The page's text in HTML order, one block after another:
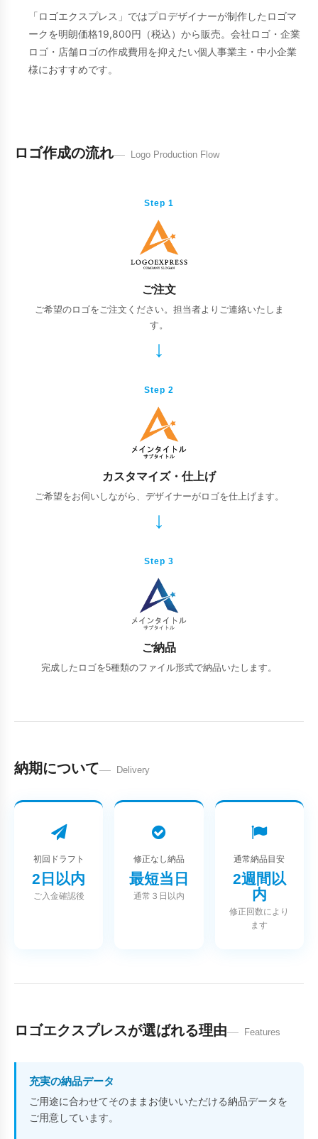
「ロゴエクスプレス」ではプロデザイナーが制作したロゴマ
ークを明朗価格19,800円（税込）から販売。会社ロゴ・企業
ロゴ・店舗ロゴの作成費用を抑えたい個人事業主・中小企業
様におすすめです。
ロゴ作成の流れ Logo Production Flow
Step 1
ご注文
ご希望のロゴをご注文ください。担当者よりご連絡いたしま
す。
Step 2
カスタマイズ・仕上げ
ご希望をお伺いしながら、デザイナーがロゴを仕上げます。
Step 3
ご納品
完成したロゴを5種類のファイル形式で納品いたします。
納期について Delivery
初回ドラフト
2日以内
ご入金確認後
修正なし納品
最短当日
通常３日以内
通常納品目安
2週間以
内
修正回数により
ます
ロゴエクスプレスが選ばれる理由 Features
充実の納品データ
ご用途に合わせてそのままお使いいただける納品データを
ご用意しています。